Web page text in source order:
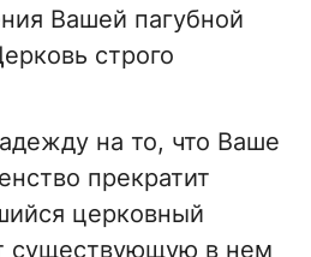
Вашей пагубной
строго
на то, что Ваше
прекратит
церковный
существующую в нем